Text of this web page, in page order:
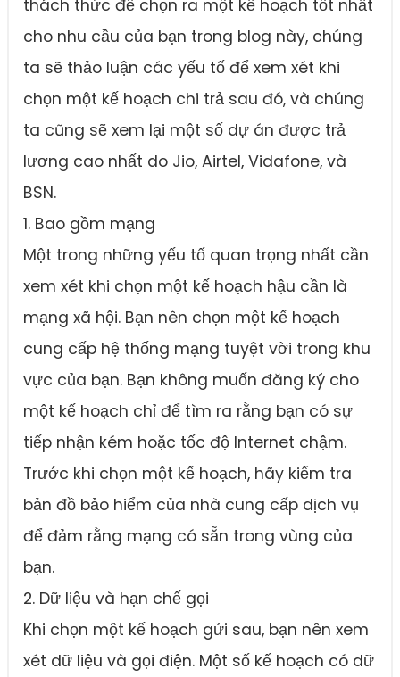
thách thức để chọn ra một kế hoạch tốt nhất
cho nhu cầu của bạn trong blog này, chúng
ta sẽ thảo luận các yếu tố để xem xét khi
chọn một kế hoạch chi trả sau đó, và chúng
ta cũng sẽ xem lại một số dự án được trả
lương cao nhất do Jio, Airtel, Vidafone, và
BSN.
1. Bao gồm mạng
Một trong những yếu tố quan trọng nhất cần
xem xét khi chọn một kế hoạch hậu cần là
mạng xã hội. Bạn nên chọn một kế hoạch
cung cấp hệ thống mạng tuyệt vời trong khu
vực của bạn. Bạn không muốn đăng ký cho
một kế hoạch chỉ để tìm ra rằng bạn có sự
tiếp nhận kém hoặc tốc độ Internet chậm.
Trước khi chọn một kế hoạch, hãy kiểm tra
bản đồ bảo hiểm của nhà cung cấp dịch vụ
để đảm rằng mạng có sẵn trong vùng của
bạn.
2. Dữ liệu và hạn chế gọi
Khi chọn một kế hoạch gửi sau, bạn nên xem
xét dữ liệu và gọi điện. Một số kế hoạch có dữ